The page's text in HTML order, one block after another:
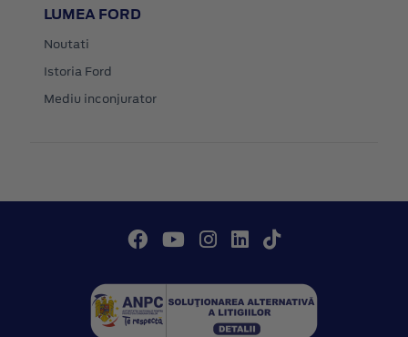
LUMEA FORD
Noutati
Istoria Ford
Mediu inconjurator